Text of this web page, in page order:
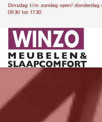
Dinsdag t/m zondag open! donderdag
09:30 tot 17:30